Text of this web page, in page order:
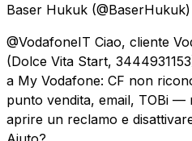
Baser Hukuk
@VodafoneIT Ciao, cliente
(Dolce Vita Start,
a My Vodafone: CF non
punto vendita, email, TOBi —
aprire un reclamo e